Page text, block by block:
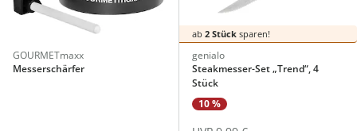
GOURMETmaxx
Messerschärfer
ab 2 Stücksparen!
genialo
Steakmesser-Set „Trend“, 4
Stück
10 %